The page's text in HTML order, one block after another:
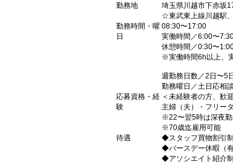
勤務地
埼玉県川越市下赤坂
☆東武東上線川越駅
勤務時間・曜
日
08:30〜17:00
実働時間／6:00〜
休憩時間／0:30〜
※実働時間6h以上、
週勤務日数／2日〜5日
勤務曜日／土日応相
応募資格・経
験
＜未経験者の方、歓
主婦（夫）・フリー
※22〜翌5時は深夜勤
※70歳迄雇用可能
待遇
◆スタッフ買物割引制
◆バースデー休暇（
◆アソシエイト紹介